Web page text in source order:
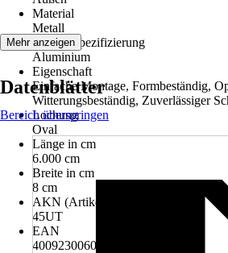
Material
Metall
Materialspezifizierung
Aluminium
Eigenschaft
Einfache Montage, Formbeständig,
Witterungsbeständig, Zuverlässiger
Lochung
Oval
Länge in cm
6.000 cm
Breite in cm
8 cm
AKN (Artikelkurznummer)
45UT
EAN
4009230060002
Mehr anzeigen
Datenblätter
Bereich überspringen